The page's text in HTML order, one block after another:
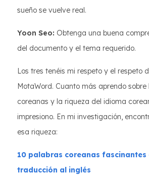
sueño se vuelve real.
Yoon Seo: Obtenga una buena
del documento y el tema requerido.
Los tres tenéis mi respeto y el respeto
MotaWord. Cuanto más aprendo
coreanas y la riqueza del idioma
impresiono. En mi investigación,
esa riqueza:
10 palabras coreanas fascinantes
traducción al inglés